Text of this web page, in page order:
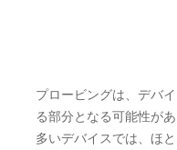
プロービングは、デバ
る部分となる可能性が
多いデバイスでは、ほ